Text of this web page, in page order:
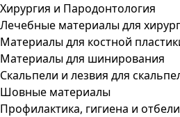
Хирургия и Пародонтология
Лечебные материалы для
Материалы для костной
Материалы для шинирования
Скальпели и лезвия для
Шовные материалы
Профилактика, гигиена и